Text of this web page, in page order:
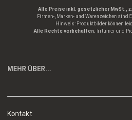
Alle Preise inkl. gesetzlicher MwSt.,
Firmen-, Marken- und Warenzeichen sind
Hinweis: Produktbilder können
Alle Rechte vorbehalten. Irrtümer und
MEHR ÜBER...
Kontakt